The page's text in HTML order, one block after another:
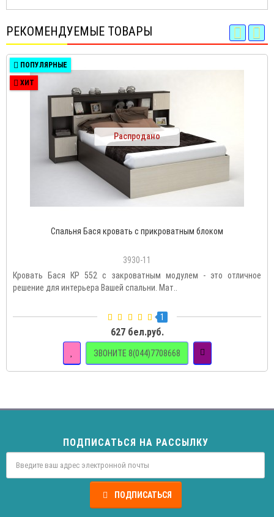
РЕКОМЕНДУЕМЫЕ ТОВАРЫ
ПОПУЛЯРНЫЕ
ХИТ
Распродано
Спальня Бася кровать с прикроватным блоком
3930-11
Кровать Бася КР 552 с закроватным модулем - это отличное
решение для интерьера Вашей спальни. Мат..
1
627 бел.руб.
ЗВОНИТЕ 8(044)7708668
ПОДПИСАТЬСЯ НА РАССЫЛКУ
ПОДПИСАТЬСЯ